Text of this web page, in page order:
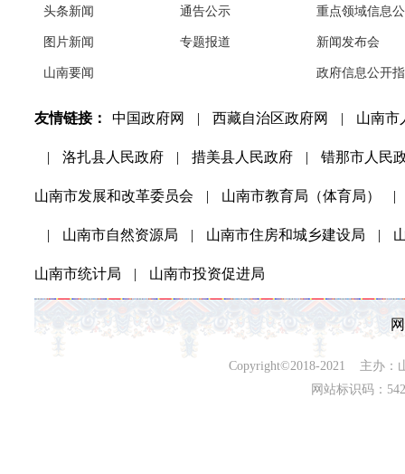
头条新闻
图片新闻
山南要闻
通告公示
专题报道
重点领域信息
新闻发布会
政府信息公开
友情链接： 中国政府网 | 西藏自治区政府网 | 山南市
| 洛扎县人民政府 | 措美县人民政府 | 错那市人民
山南市发展和改革委员会 | 山南市教育局（体育局） |
| 山南市自然资源局 | 山南市住房和城乡建设局 |
山南市统计局 | 山南市投资促进局
Copyright©2018-2021 主办：
网站标识码：